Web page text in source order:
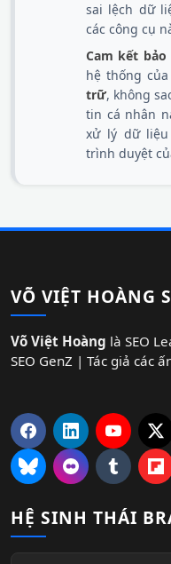
sai lệch dữ
các công cụ
Cam kết bảo
hệ thống
trữ, không
tin cá nhân
xử lý dữ
trình duyệt
VÕ VIỆT HOÀNG
Võ Việt Hoàng là SEO
SEO GenZ | Tác giả các
HỆ SINH THÁI